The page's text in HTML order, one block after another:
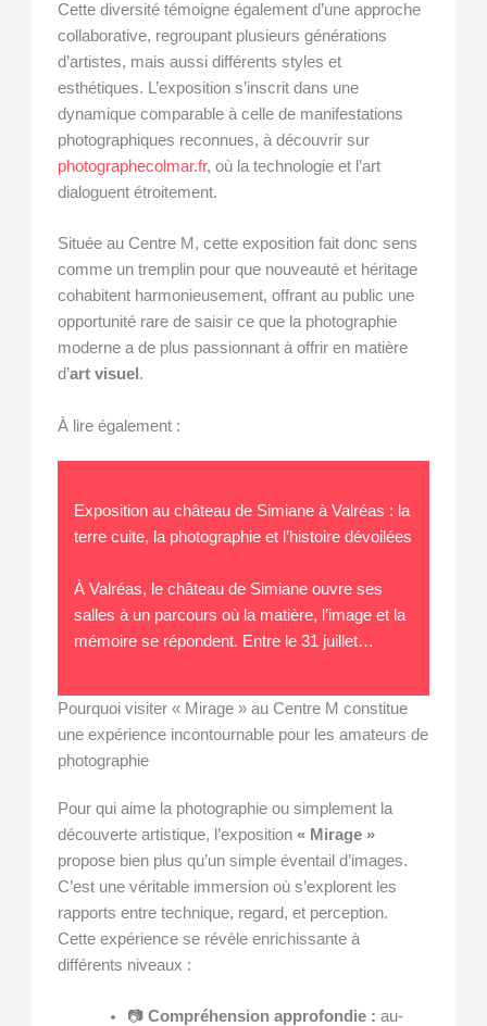
Cette diversité témoigne également d’une approche
collaborative, regroupant plusieurs générations
d’artistes, mais aussi différents styles et
esthétiques. L’exposition s’inscrit dans une
dynamique comparable à celle de manifestations
photographiques reconnues, à découvrir sur
photographecolmar.fr, où la technologie et l’art
dialoguent étroitement.
Située au Centre M, cette exposition fait donc sens
comme un tremplin pour que nouveauté et héritage
cohabitent harmonieusement, offrant au public une
opportunité rare de saisir ce que la photographie
moderne a de plus passionnant à offrir en matière
d’art visuel .
À lire également :
Exposition au château de Simiane à Valréas : la
terre cuite, la photographie et l’histoire dévoilées
À Valréas, le château de Simiane ouvre ses
salles à un parcours où la matière, l’image et la
mémoire se répondent. Entre le 31 juillet…
Pourquoi visiter « Mirage » au Centre M constitue
une expérience incontournable pour les amateurs de
photographie
Pour qui aime la photographie ou simplement la
découverte artistique, l’exposition« Mirage »
propose bien plus qu’un simple éventail d’images.
C’est une véritable immersion où s’explorent les
rapports entre technique, regard, et perception.
Cette expérience se révèle enrichissante à
différents niveaux :
📷 Compréhension approfondie : au-